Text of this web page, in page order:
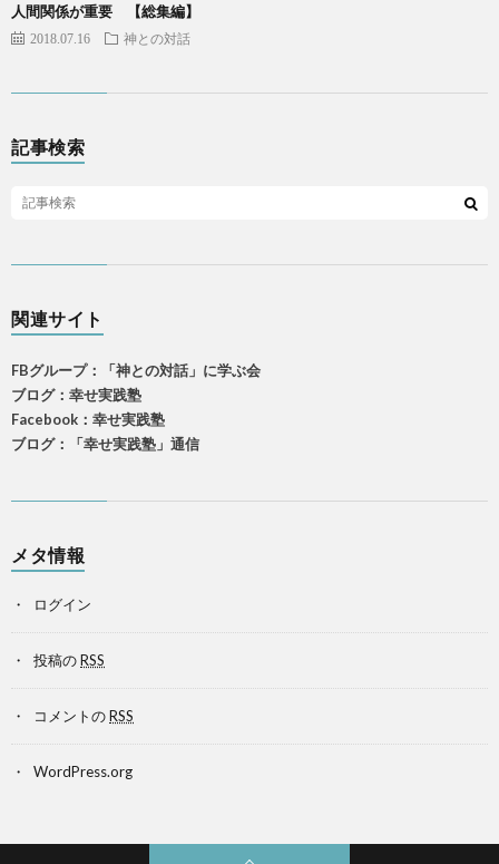
人間関係が重要 【総集編】
2018.07.16 神との対話
記事検索
関連サイト
FBグループ：「神との対話」に学ぶ会
ブログ：幸せ実践塾
Facebook：幸せ実践塾
ブログ：「幸せ実践塾」通信
メタ情報
ログイン
投稿のRSS
コメントのRSS
WordPress.org